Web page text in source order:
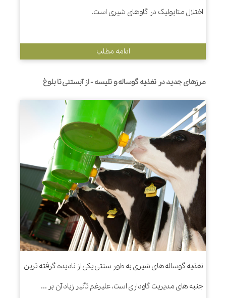
اختلال متابولیک در گاوهای شیری است.
ادامه مطلب
مرزهای جدید در تغذیه گوساله و تلیسه - از آبستنی تا بلوغ
تغذیه گوساله های شیری به طور سنتی یکی از نادیده گرفته ترین
جنبه های مدیریت گاوداری است، علیرغم تأثیر زیاد آن بر ...